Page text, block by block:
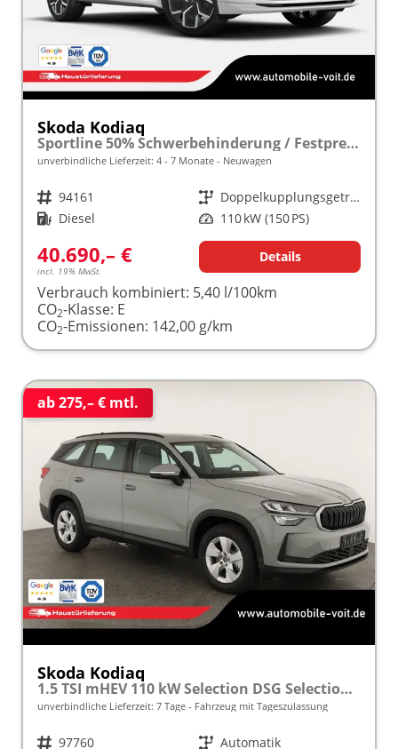
Skoda Kodiaq
Sportline 50% Schwerbehinderung / Festpreisgarantie* Modelljahr 2.0 TDI 150 PS DSG "Sonderangebot bei Schwerbehinderung" frei konfigurierbar!
unverbindliche Lieferzeit: 4 - 7 Monate Neuwagen
Fahrzeugnr. 94161 Getriebe
Doppelkupplungsgetriebe (DSG)
Kraftstoff Diesel Leistung 110 kW (150 PS)
40.690,– €
incl. 19% MwSt.
Details
Verbrauch kombiniert: 5,40 l/100km
CO2-Klasse: E
CO2-Emissionen: 142,00 g/km
ab 275,– € mtl.
Skoda Kodiaq
1.5 TSI mHEV 110 kW Selection DSG Selection, AHK, Navi, Side, Kamera, Winter, 4 J.- Garantie
unverbindliche Lieferzeit: 7 Tage Fahrzeug mit Tageszulassung
Fahrzeugnr. 97760 Getriebe Automatik